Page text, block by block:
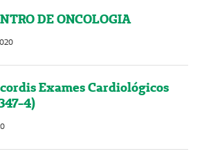
DE ONCOLOGIA
Exames Cardiológicos
4)